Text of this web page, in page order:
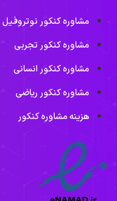
مشاوره کنکور نوتروفیل
مشاوره کنکور تجربی
مشاوره کنکور انسانی
مشاوره کنکور ریاضی
هزینه مشاوره کنکور